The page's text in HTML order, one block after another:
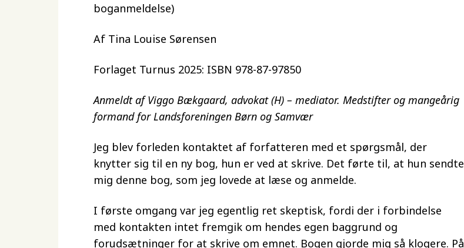
boganmeldelse)
Af Tina Louise Sørensen
Forlaget Turnus 2025: ISBN 978-87-97850
Anmeldt af Viggo Bækgaard, advokat (H) – mediator. Medstifter og mangeårig
formand for Landsforeningen Børn og Samvær
Jeg blev forleden kontaktet af forfatteren med et spørgsmål, der
knytter sig til en ny bog, hun er ved at skrive. Det førte til, at hun sendte
mig denne bog, som jeg lovede at læse og anmelde.
I første omgang var jeg egentlig ret skeptisk, fordi der i forbindelse
med kontakten intet fremgik om hendes egen baggrund og
forudsætninger for at skrive om emnet. Bogen gjorde mig så klogere. På